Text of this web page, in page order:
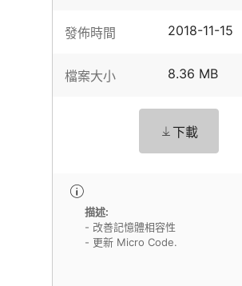
發佈時間 2018-11-15
檔案大小 8.36 MB
下載
描述:
- 改善記憶體相容性
- 更新 Micro Code.